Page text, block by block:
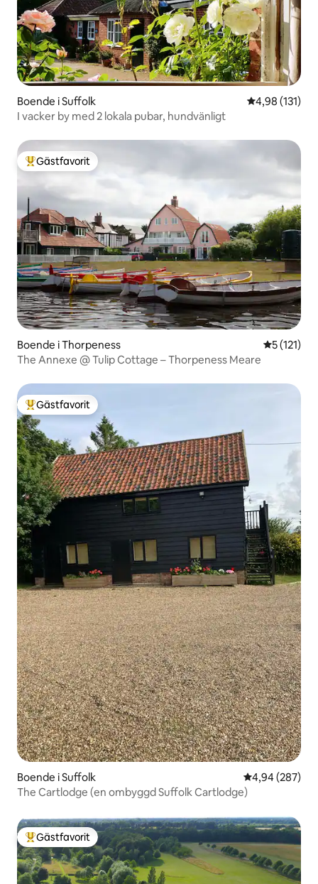
Boende i Suffolk 4,98 av 5 i
4,98 (131)
I vacker by med 2 lokala pubar, hundvänligt
Populär gästfavorit
Gästfavorit
Boende i Thorpeness 5 av 5 i
5 (121)
The Annexe @ Tulip Cottage – Thorpeness Meare
Populär gästfavorit
Gästfavorit
Boende i Suffolk 4,94 av 5 i
4,94 (287)
The Cartlodge (en ombyggd Suffolk Cartlodge)
Populär gästfavorit
Gästfavorit